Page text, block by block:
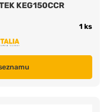
KEG150CCR
1 ks